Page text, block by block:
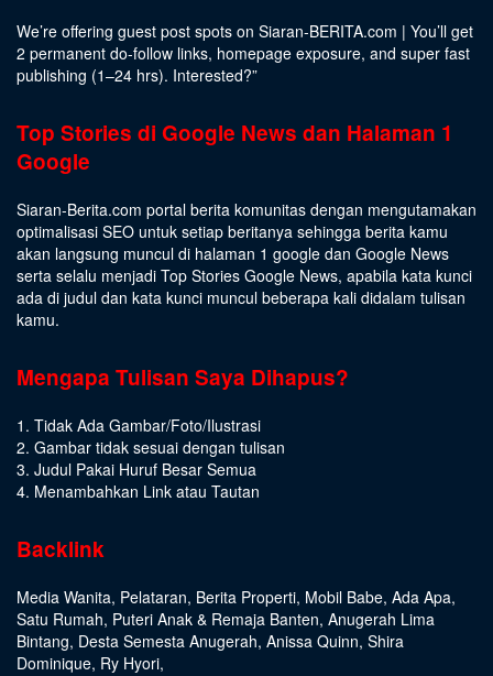
We’re offering guest post spots on Siaran-BERITA.com | You’ll get
2 permanent do-follow links, homepage exposure, and super fast
publishing (1–24 hrs). Interested?”
Top Stories di Google News dan Halaman 1
Google
Siaran-Berita.com portal berita komunitas dengan mengutamakan
optimalisasi SEO untuk setiap beritanya sehingga berita kamu
akan langsung muncul di halaman 1 google dan Google News
serta selalu menjadi Top Stories Google News, apabila kata kunci
ada di judul dan kata kunci muncul beberapa kali didalam tulisan
kamu.
Mengapa Tulisan Saya Dihapus?
1. Tidak Ada Gambar/Foto/Ilustrasi
2. Gambar tidak sesuai dengan tulisan
3. Judul Pakai Huruf Besar Semua
4. Menambahkan Link atau Tautan
Backlink
Media Wanita, Pelataran, Berita Properti, Mobil Babe, Ada Apa,
Satu Rumah, Puteri Anak & Remaja Banten, Anugerah Lima
Bintang, Desta Semesta Anugerah, Anissa Quinn, Shira
Dominique, Ry Hyori,